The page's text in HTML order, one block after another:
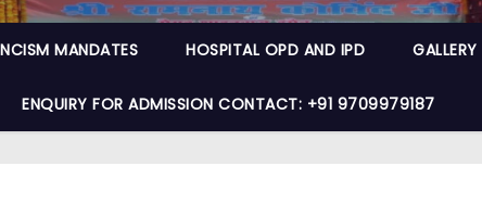
NCISM MANDATES HOSPITAL OPD AND IPD GALLERY
ENQUIRY FOR ADMISSION CONTACT: +91 9709979187